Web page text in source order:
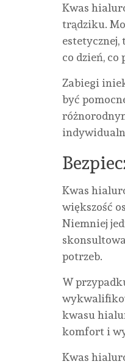
Kwas
trądziku.
co dzień,
Zabiegi
być
Kwas
większość
Niemniej
potrzeb.
W
kwasu
komfort i
Kwas